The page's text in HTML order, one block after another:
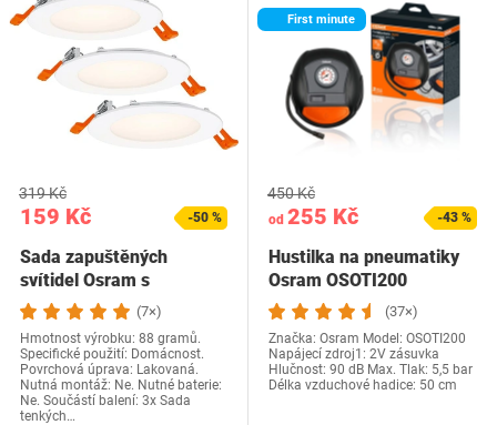
159 Kč
319 Kč
-50 %
Sada zapuštěných
svítidel Osram s
integrovaným…(7×)
Hmotnost výrobku: 88 gramů.
Specifické použití: Domácnost.
Povrchová úprava: Lakovaná.
Nutná montáž: Ne. Nutné baterie:
Ne. Součástí balení: 3x Sada
tenkých…
First minute
od 255 Kč
450 Kč
-43 %
Hustilka na pneumatiky
Osram OSOTI200
(37×)
Značka: Osram Model: ‎OSOTI200
Napájecí zdroj1: 2V zásuvka
Hlučnost: 90 dB Max. Tlak: 5,5 bar
Délka vzduchové hadice: 50 cm